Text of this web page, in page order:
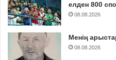
елден 800
08.08.2026
Менің
08.08.2026